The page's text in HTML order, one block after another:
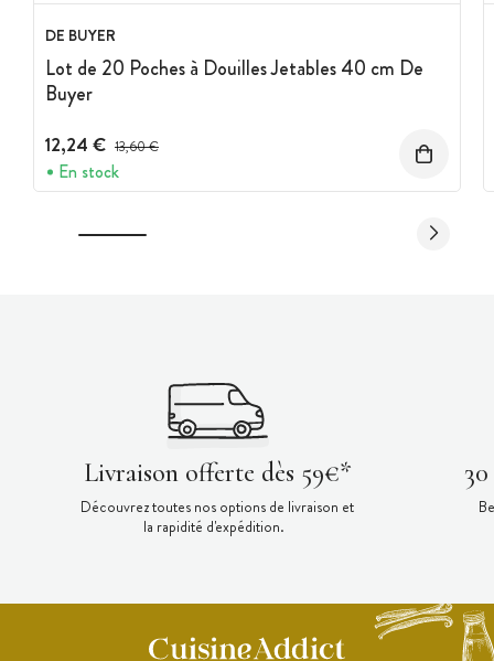
DE BUYER
Lot de 20 Poches à Douilles Jetables 40 cm De
Buyer
12,24 € Prix avant réduction :
13,60 €
En stock
Livraison offerte dès 59€*
Découvrez toutes nos options de livraison et
la rapidité d'expédition.